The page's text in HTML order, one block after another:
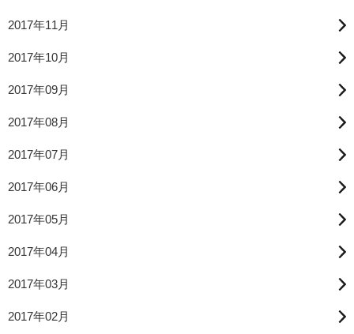
2017年11月
2017年10月
2017年09月
2017年08月
2017年07月
2017年06月
2017年05月
2017年04月
2017年03月
2017年02月